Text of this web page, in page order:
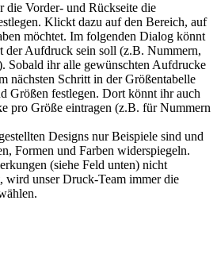
Vorder- und Rückseite die
Klickt dazu auf den Bereich, auf
möchtet. Im folgenden Dialog könnt
der Aufdruck sein soll (z.B. Nummern,
Sobald ihr alle gewünschten Aufdrucke
nächsten Schritt in der Größentabelle
Größen festlegen. Dort könnt ihr auch
pro Größe eintragen (z.B. für Nummern
Designs nur Beispiele sind und
Formen und Farben widerspiegeln.
(siehe Feld unten) nicht
wird unser Druck-Team immer die